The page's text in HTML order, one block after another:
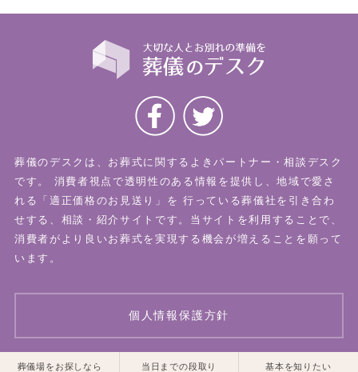
一覧はこちら
一覧はこちら
葬儀場をお探しなら 当日までの段取り 基本を知りたい
葬儀のデスクは、お葬式に関するよきパートナー・相談デスク
です。
消費者視点で透明性のある情報を提供し、地域で愛さ
れる「適正価格のお見送り」を 行っている葬儀社を引き合わ
せする、相談・紹介サイトです。当サイトを利用することで、
消費者がより良いお葬式を実現する機会が増えることを願って
います。
個人情報保護方針
© 2026 葬儀のデスク All Rights Reserved.